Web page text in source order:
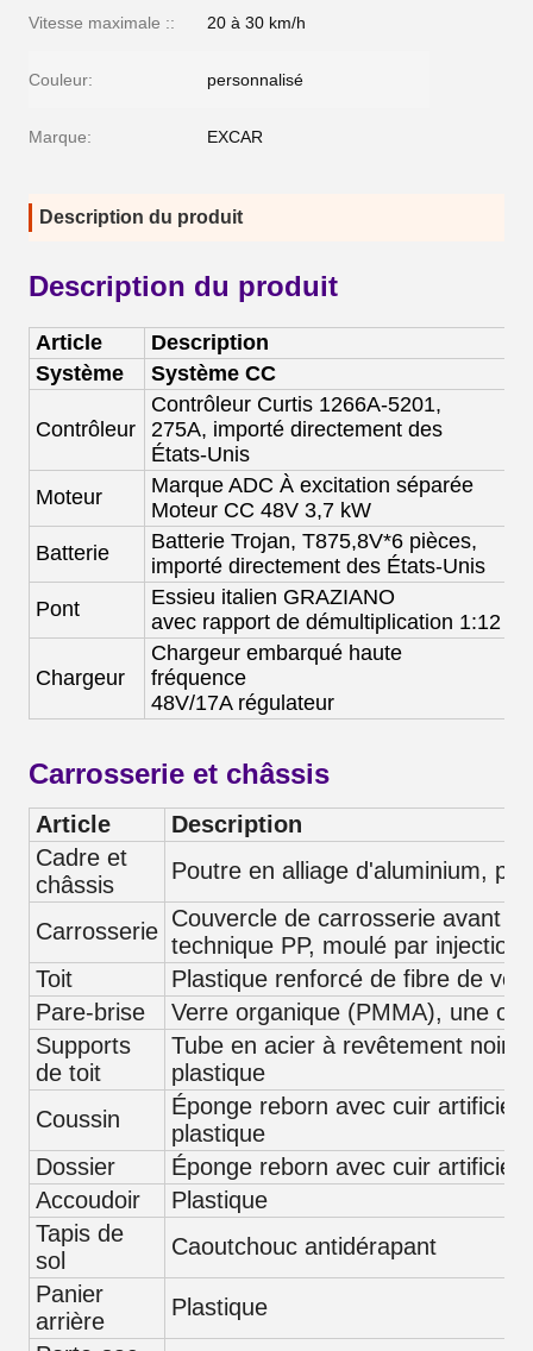
Vitesse maximale :: 20 à 30 km/h
Couleur: personnalisé
Marque: EXCAR
Description du produit
Description du produit
Article
Description
Système
Système CC
Contrôleur
Contrôleur Curtis 1266A-5201,
275A, importé directement des
États-Unis
Moteur Marque ADC À excitation séparée
Moteur CC 48V 3,7 kW
Batterie
Batterie Trojan, T875,8V*6 pièces,
importé directement des États-Unis
Pont
Essieu italien GRAZIANO
avec rapport de démultiplication 1:12
Chargeur
Chargeur embarqué haute
fréquence
48V/17Arégulateur
Carrosserie et châssis
Article
Description
Cadre et
châssis
Poutre en alliage d'aluminium,
Carrosserie Couvercle de carrosserie avant
technique PP, moulé par injection
Toit
Plastique renforcé de fibre de
Pare-brise
Verre organique (PMMA), une ou
Supports
de toit
Tube en acier à revêtement noir
plastique
Coussin
Éponge reborn avec cuir artificiel
plastique
Dossier
Éponge reborn avec cuir artificiel
Accoudoir
Plastique
Tapis de
sol
Caoutchouc antidérapant
Panier
arrière
Plastique